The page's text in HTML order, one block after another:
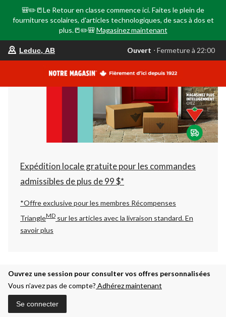
🎒✏️📒Le Retour en classe commence ici. Faites le plein de
fournitures scolaires, d'articles technologiques, de sacs à dos et
plus.📒✏️🎒 Magasinez maintenant
votre
est
AB,
Ouvert,
Fermeture
à
22:00
changer
Leduc, AB Ouvert ⋅ Fermeture à 22:00
Expédition locale gratuite pour les commandes
admissibles de plus de 99 $*
*Offre exclusive pour les membres Récompenses
TriangleMD sur les articles avec la livraison standard.En
savoir plus
Ouvrez une session pour consulter vos offres personnalisées
Vous n’avez pas de compte? Adhérez maintenant
Se connecter